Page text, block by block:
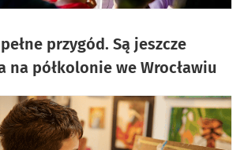
przygód. Są jeszcze
na półkolonie we Wrocławiu